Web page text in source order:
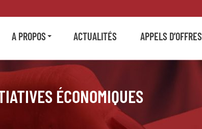
A PROPOS ACTUALITÉS APPELS D’OFFRES
ÉCONOMIQUES